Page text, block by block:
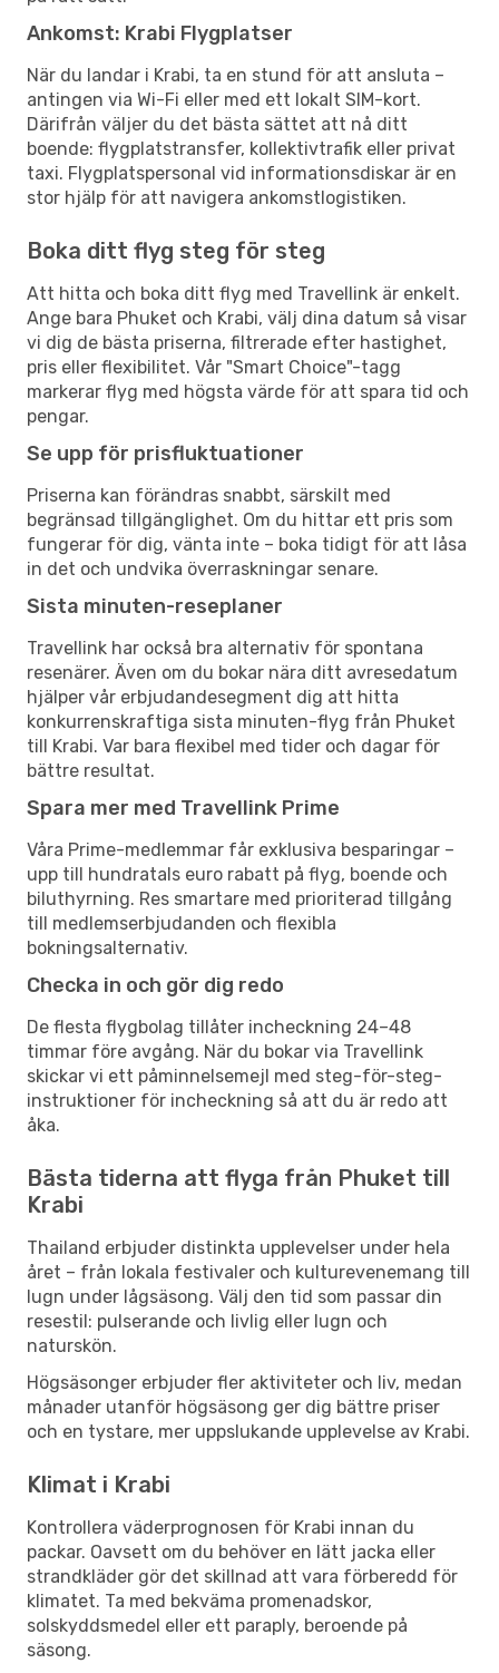
Ankomst: Krabi Flygplatser
När du landar i Krabi, ta en stund för att ansluta –
antingen via Wi-Fi eller med ett lokalt SIM-kort.
Därifrån väljer du det bästa sättet att nå ditt
boende: flygplatstransfer, kollektivtrafik eller privat
taxi. Flygplatspersonal vid informationsdiskar är en
stor hjälp för att navigera ankomstlogistiken.
Boka ditt flyg steg för steg
Att hitta och boka ditt flyg med Travellink är enkelt.
Ange bara Phuket och Krabi, välj dina datum så visar
vi dig de bästa priserna, filtrerade efter hastighet,
pris eller flexibilitet. Vår "Smart Choice"-tagg
markerar flyg med högsta värde för att spara tid och
pengar.
Se upp för prisfluktuationer
Priserna kan förändras snabbt, särskilt med
begränsad tillgänglighet. Om du hittar ett pris som
fungerar för dig, vänta inte – boka tidigt för att låsa
in det och undvika överraskningar senare.
Sista minuten-reseplaner
Travellink har också bra alternativ för spontana
resenärer. Även om du bokar nära ditt avresedatum
hjälper vår erbjudandesegment dig att hitta
konkurrenskraftiga sista minuten-flyg från Phuket
till Krabi. Var bara flexibel med tider och dagar för
bättre resultat.
Spara mer med Travellink Prime
Våra Prime-medlemmar får exklusiva besparingar –
upp till hundratals euro rabatt på flyg, boende och
biluthyrning. Res smartare med prioriterad tillgång
till medlemserbjudanden och flexibla
bokningsalternativ.
Checka in och gör dig redo
De flesta flygbolag tillåter incheckning 24–48
timmar före avgång. När du bokar via Travellink
skickar vi ett påminnelsemejl med steg-för-steg-
instruktioner för incheckning så att du är redo att
åka.
Bästa tiderna att flyga från Phuket till
Krabi
Thailand erbjuder distinkta upplevelser under hela
året – från lokala festivaler och kulturevenemang till
lugn under lågsäsong. Välj den tid som passar din
resestil: pulserande och livlig eller lugn och
naturskön.
Högsäsonger erbjuder fler aktiviteter och liv, medan
månader utanför högsäsong ger dig bättre priser
och en tystare, mer uppslukande upplevelse av Krabi.
Klimat i Krabi
Kontrollera väderprognosen för Krabi innan du
packar. Oavsett om du behöver en lätt jacka eller
strandkläder gör det skillnad att vara förberedd för
klimatet. Ta med bekväma promenadskor,
solskyddsmedel eller ett paraply, beroende på
säsong.